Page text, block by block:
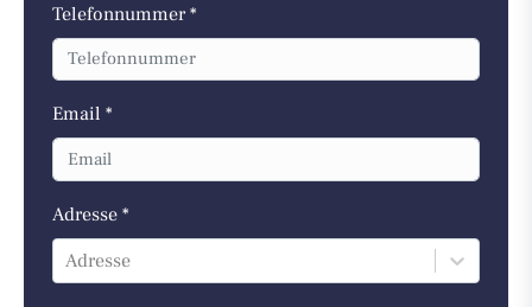
Telefonnummer *
Email *
Adresse *
Adresse